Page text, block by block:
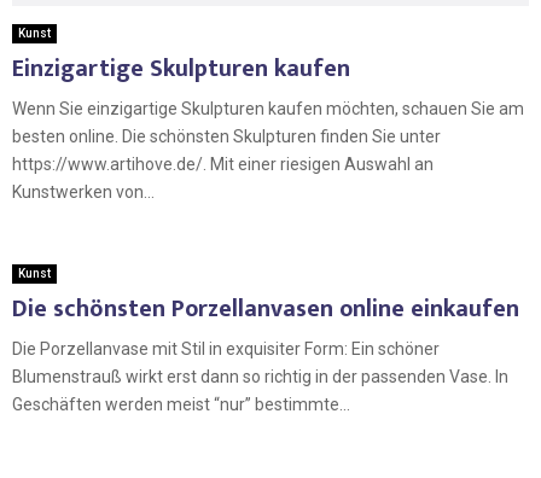
Kunst
Einzigartige Skulpturen kaufen
Wenn Sie einzigartige Skulpturen kaufen möchten, schauen Sie am
besten online. Die schönsten Skulpturen finden Sie unter
https://www.artihove.de/. Mit einer riesigen Auswahl an
Kunstwerken von...
Kunst
Die schönsten Porzellanvasen online einkaufen
Die Porzellanvase mit Stil in exquisiter Form: Ein schöner
Blumenstrauß wirkt erst dann so richtig in der passenden Vase. In
Geschäften werden meist “nur” bestimmte...